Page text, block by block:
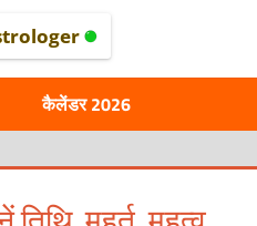
कैलेंडर 2026